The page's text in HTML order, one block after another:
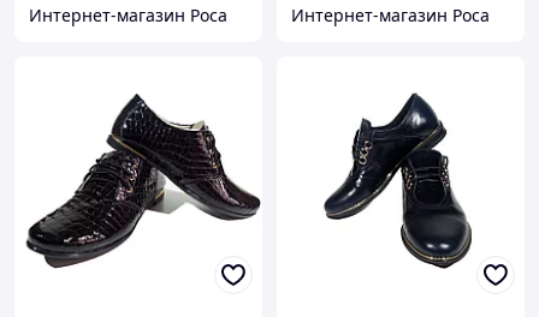
Интернет-магазин Роса Интернет-магазин Роса